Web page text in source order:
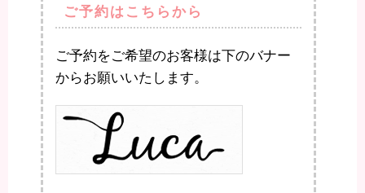
ご予約はこちらから
ご予約をご希望のお客様は下のバナー
からお願いいたします。